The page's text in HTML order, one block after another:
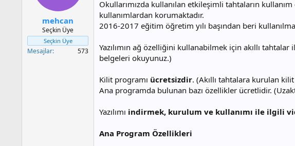
i
mehcan
Seçkin Üye
Seçkin Üye
Mesajlar 573
Okullarımızda kullanılan etkileşimli tahtaların
kullanımlardan korumaktadır.
2016-2017 eğitim öğretim yılı başından beri
Yazılımın ağ özelliğini kullanabilmek için akıllı
belgeleri okuyunuz.)
Kilit programı ücretsizdir. (Akıllı tahtalara kurulan
Ana programda bulunan bazı özellikler ücretlidir.
Yazılımı indirmek, kurulum ve kullanımı ile ilgili
Ana Program Özellikleri